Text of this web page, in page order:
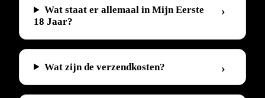
Wat staat er allemaal in Mijn Eerste
18 Jaar?
Wat zijn de verzendkosten?